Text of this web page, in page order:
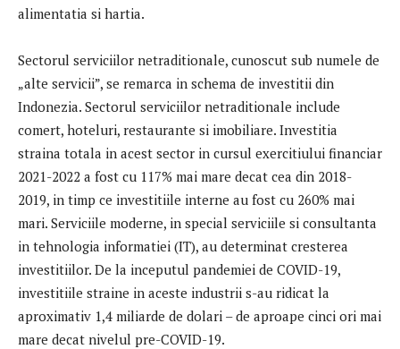
alimentatia si hartia.
Sectorul serviciilor netraditionale, cunoscut sub numele de
„alte servicii”, se remarca in schema de investitii din
Indonezia. Sectorul serviciilor netraditionale include
comert, hoteluri, restaurante si imobiliare. Investitia
straina totala in acest sector in cursul exercitiului financiar
2021-2022 a fost cu 117% mai mare decat cea din 2018-
2019, in timp ce investitiile interne au fost cu 260% mai
mari. Serviciile moderne, in special serviciile si consultanta
in tehnologia informatiei (IT), au determinat cresterea
investitiilor. De la inceputul pandemiei de COVID-19,
investitiile straine in aceste industrii s-au ridicat la
aproximativ 1,4 miliarde de dolari – de aproape cinci ori mai
mare decat nivelul pre-COVID-19.